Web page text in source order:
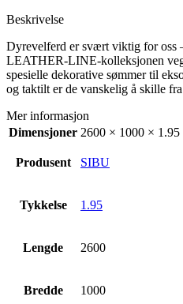
Beskrivelse
Dyrevelferd er svært viktig for oss
LEATHER-LINE-kolleksjonen
spesielle dekorative sømmer til
og taktilt er de vanskelig å skille
Mer informasjon
Dimensjoner 2600 × 1000 × 1.95
Produsent SIBU
Tykkelse 1.95
Lengde 2600
Bredde 1000